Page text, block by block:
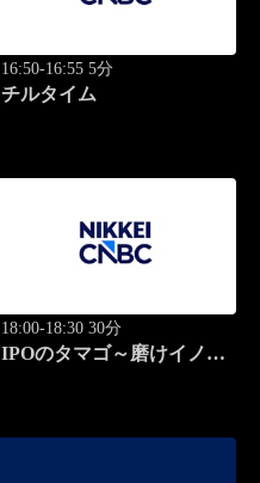
16:50-16:55 5分
チルタイム
18:00-18:30 30分
IPOのタマゴ～磨けイノベ